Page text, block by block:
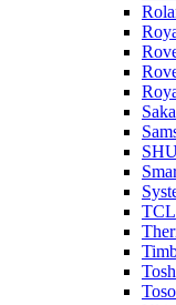
TCL